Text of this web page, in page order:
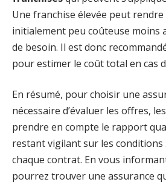
Une franchise élevée peut
initialement peu coûteuse moins
de besoin. Il est donc
pour estimer le coût total en cas
En résumé, pour choisir une
nécessaire d’évaluer les offres,
prendre en compte le rapport
restant vigilant sur les conditions
chaque contrat. En vous
pourrez trouver une assurance